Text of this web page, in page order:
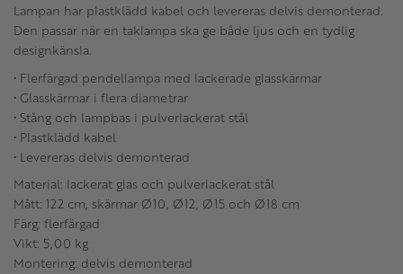
Lampan har plastklädd kabel och levereras delvis demonterad.
Den passar när en taklampa ska ge både ljus och en tydlig
designkänsla.
• Flerfärgad pendellampa med lackerade glasskärmar
• Glasskärmar i flera diametrar
• Stång och lampbas i pulverlackerat stål
• Plastklädd kabel
• Levereras delvis demonterad
Material: lackerat glas och pulverlackerat stål
Mått: 122 cm, skärmar Ø10, Ø12, Ø15 och Ø18 cm
Färg: flerfärgad
Vikt: 5,00 kg
Montering: delvis demonterad